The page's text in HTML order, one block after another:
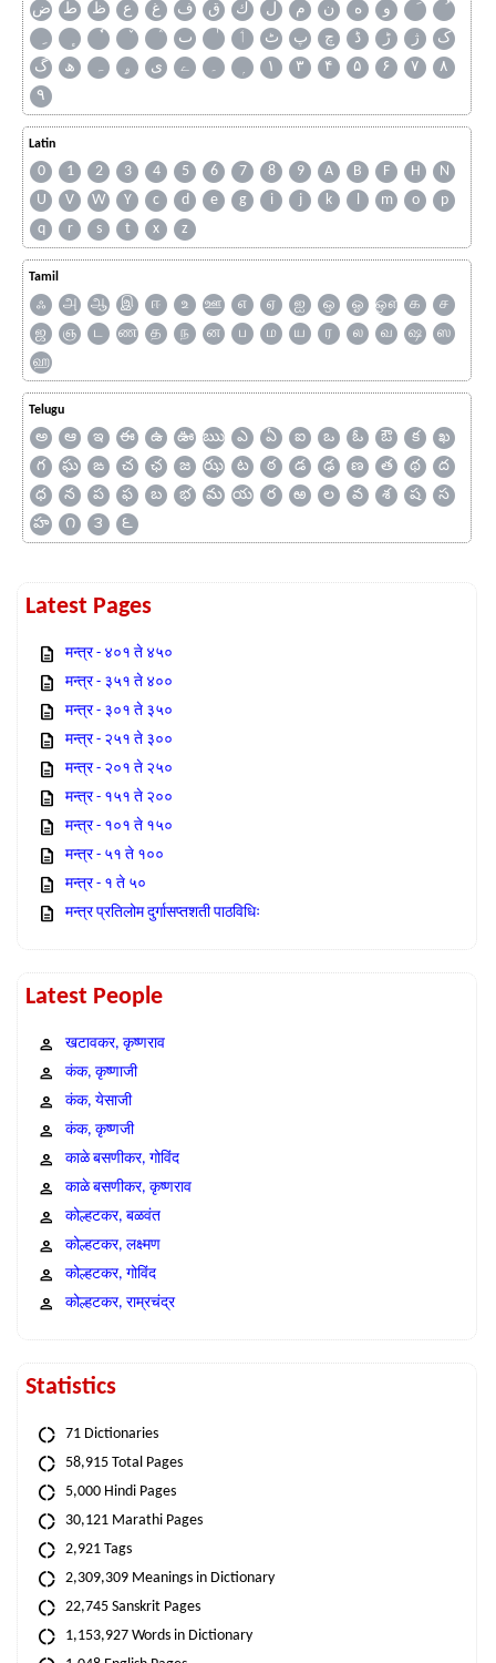
ض
ط ظ ع غ ف ق ك ل م ن ه
و
ٮ
ٲ ٹ پ چ ڈ ڑ ژ
ک
گ
ھ ہ ۄ ی ے ۔ ۱ ۳ ۴ ۵ ۶ ۷
۸
۹
Latin
0 1 2 3 4 5 6 7 8 9 A B F H
N
U
V W Y c d e g i j k l m o
p
q
r s t x z
Tamil
ஃ அ ஆ இ ஈ உ ஊ எ ஏ ஐ ஒ ஓ ஔ க
ச
ஜ
ஞ ட ண த ந ன ப ம ய ர ல வ ஷ
ஸ
ஹ
Telugu
అ ఆ ఇ ఈ ఉ ఊ ఋ ఎ ఏ ఐ ఒ ఓ ఔ క
ఖ
గ
ఘ ఙ చ ఛ జ ఝ ట ఠ డ ఢ ణ త థ
ద
ధ
న ప ఫ బ భ మ య ర ఱ ల వ శ ష
స
హ
౧ ౩ ౬
Latest Pages
मन्त्र - ४०१ ते ४५०
मन्त्र - ३५१ ते ४००
मन्त्र - ३०१ ते ३५०
मन्त्र - २५१ ते ३००
मन्त्र - २०१ ते २५०
मन्त्र - १५१ ते २००
मन्त्र - १०१ ते १५०
मन्त्र - ५१ ते १००
मन्त्र - १ ते ५०
मन्त्र प्रतिलोम दुर्गासप्तशती पाठविधिः
Latest People
खटावकर, कृष्णराव
कंक, कृष्णाजी
कंक, येसाजी
कंक, कृष्णजी
काळे बसणीकर, गोविंद
काळे बसणीकर, कृष्णराव
कोल्हटकर, बळवंत
कोल्हटकर, लक्ष्मण
कोल्हटकर, गोविंद
कोल्हटकर, राम्रचंद्र
Statistics
71 Dictionaries
58,915 Total Pages
5,000 Hindi Pages
30,121 Marathi Pages
2,921 Tags
2,309,309 Meanings in Dictionary
22,745 Sanskrit Pages
1,153,927 Words in Dictionary